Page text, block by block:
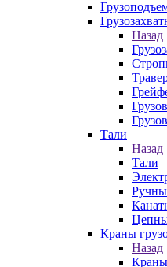
Назад
Тали
Назад
Тали
Краны
Назад